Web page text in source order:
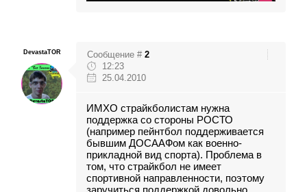
DevastaTOR Сообщение # 2
12:23
25.04.2010
ИМХО страйкболистам нужна
поддержка со стороны РОСТО
(например пейнтбол поддерживается
бывшим ДОСААФом как военно-
прикладной вид спорта). Проблема в
том, что страйкбол не имеет
спортивной направленности, поэтому